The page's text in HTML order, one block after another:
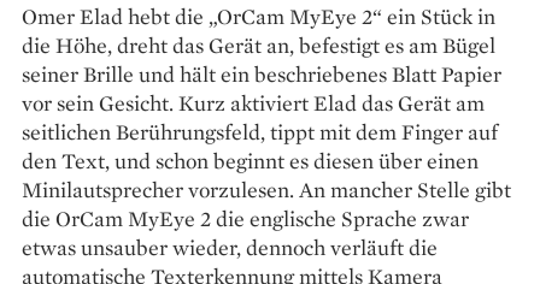
Omer Elad hebt die „OrCam MyEye 2“ ein Stück in
die Höhe, dreht das Gerät an, befestigt es am Bügel
seiner Brille und hält ein beschriebenes Blatt Papier
vor sein Gesicht. Kurz aktiviert Elad das Gerät am
seitlichen Berührungsfeld, tippt mit dem Finger auf
den Text, und schon beginnt es diesen über einen
Minilautsprecher vorzulesen. An mancher Stelle gibt
die OrCam MyEye 2 die englische Sprache zwar
etwas unsauber wieder, dennoch verläuft die
automatische Texterkennung mittels Kamera